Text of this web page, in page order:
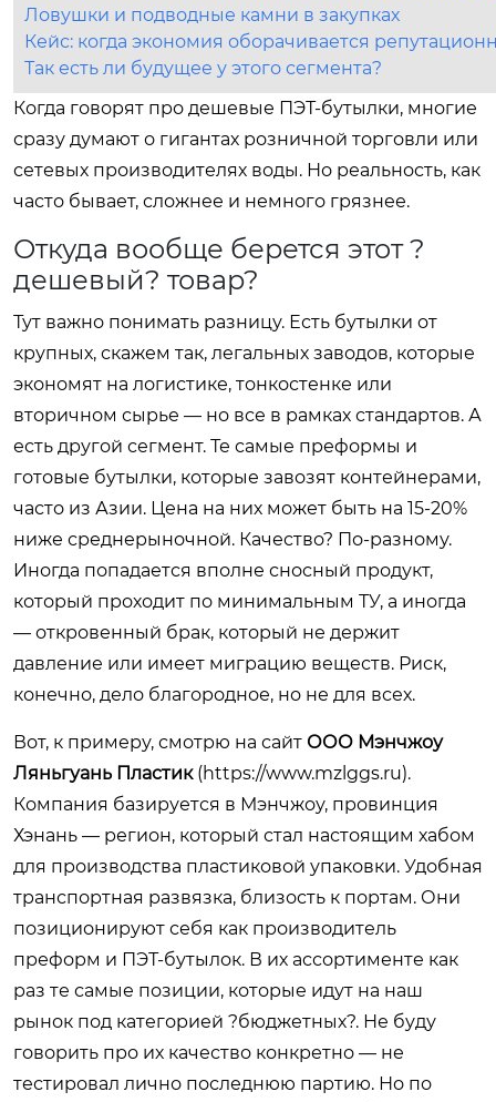
Ловушки и подводные камни в закупках
Кейс: когда экономия оборачивается
Так есть ли будущее у этого сегмента?
Когда говорят про дешевые ПЭТ-бутылки, многие
сразу думают о гигантах розничной торговли или
сетевых производителях воды. Но реальность, как
часто бывает, сложнее и немного грязнее.
Откуда вообще берется этот ?
дешевый? товар?
Тут важно понимать разницу. Есть бутылки от
крупных, скажем так, легальных заводов, которые
экономят на логистике, тонкостенке или
вторичном сырье — но все в рамках стандартов. А
есть другой сегмент. Те самые преформы и
готовые бутылки, которые завозят контейнерами,
часто из Азии. Цена на них может быть на 15-20%
ниже среднерыночной. Качество? По-разному.
Иногда попадается вполне сносный продукт,
который проходит по минимальным ТУ, а иногда
— откровенный брак, который не держит
давление или имеет миграцию веществ. Риск,
конечно, дело благородное, но не для всех.
Вот, к примеру, смотрю на сайт ООО Мэнчжоу
Ляньгуань Пластик(https://www.mzlggs.ru).
Компания базируется в Мэнчжоу, провинция
Хэнань — регион, который стал настоящим хабом
для производства пластиковой упаковки. Удобная
транспортная развязка, близость к портам. Они
позиционируют себя как производитель
преформ и ПЭТ-бутылок. В их ассортименте как
раз те самые позиции, которые идут на наш
рынок под категорией ?бюджетных?. Не буду
говорить про их качество конкретно — не
тестировал лично последнюю партию. Но по